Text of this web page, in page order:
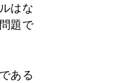
はな
題で
ある